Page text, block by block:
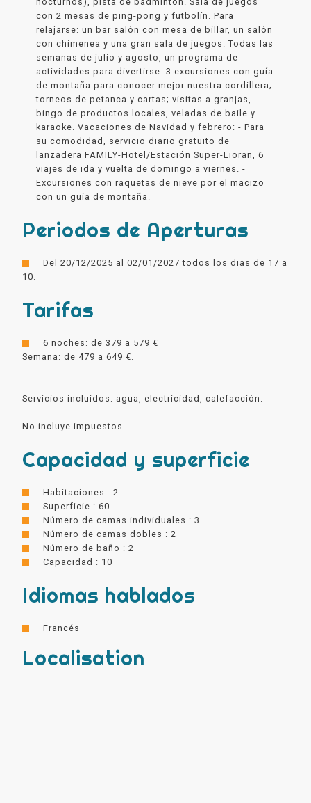
con 2 mesas de ping-pong y futbolín. Para
relajarse: un bar salón con mesa de billar, un salón
con chimenea y una gran sala de juegos. Todas las
semanas de julio y agosto, un programa de
actividades para divertirse: 3 excursiones con guía
de montaña para conocer mejor nuestra cordillera;
torneos de petanca y cartas; visitas a granjas,
bingo de productos locales, veladas de baile y
karaoke. Vacaciones de Navidad y febrero: - Para
su comodidad, servicio diario gratuito de
lanzadera FAMILY-Hotel/Estación Super-Lioran, 6
viajes de ida y vuelta de domingo a viernes. -
Excursiones con raquetas de nieve por el macizo
con un guía de montaña.
Periodos de Aperturas
Del 20/12/2025 al 02/01/2027 todos los dias de 17 a
10.
Tarifas
6 noches: de 379 a 579 €
Semana: de 479 a 649 €.
Servicios incluidos: agua, electricidad, calefacción.
No incluye impuestos.
Capacidad y superficie
Habitaciones : 2
Superficie : 60
Número de camas individuales : 3
Número de camas dobles : 2
Número de baño : 2
Capacidad : 10
Idiomas hablados
Francés
Localisation